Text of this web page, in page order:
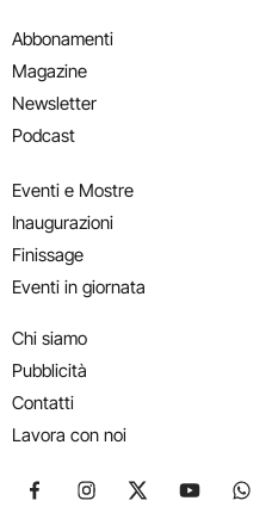
Abbonamenti
Magazine
Newsletter
Podcast
Eventi e Mostre
Inaugurazioni
Finissage
Eventi in giornata
Chi siamo
Pubblicità
Contatti
Lavora con noi
Seguici su Facebook
Seguici su Instagram
Seguici su X
Seguici su